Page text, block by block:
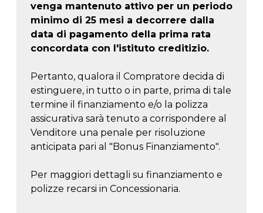
venga mantenuto attivo per un periodo
minimo di 25 mesi a decorrere dalla
data di pagamento della prima rata
concordata con l'istituto creditizio.
Pertanto, qualora il Compratore decida di
estinguere, in tutto o in parte, prima di tale
termine il finanziamento e/o la polizza
assicurativa sarà tenuto a corrispondere al
Venditore una penale per risoluzione
anticipata pari al "Bonus Finanziamento".
Per maggiori dettagli su finanziamento e
polizze recarsi in Concessionaria.